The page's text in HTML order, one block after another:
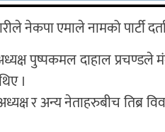
नेकपा एमाले नामको पार्टी
पुष्पकमल दाहाल
।
र अन्य नेताहरुबीच तिब्र